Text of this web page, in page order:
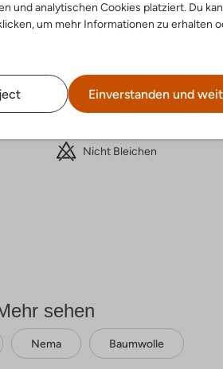
und analytischen Cookies platziert. Du
um mehr Informationen zu erhalten
Einverstanden und
Waschanleitung
Nicht Bleichen
sehen
Nema Baumwolle